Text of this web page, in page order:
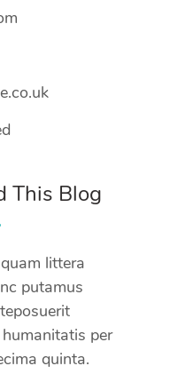
This Blog
littera
putamus
per
quinta.